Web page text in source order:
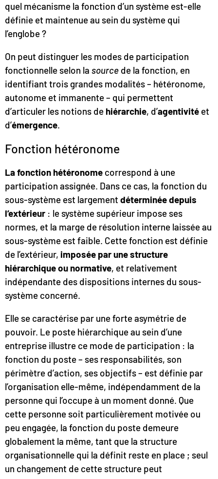
quel mécanisme la fonction d’un système est-elle
définie et maintenue au sein du système qui
l’englobe ?
On peut distinguer les modes de participation
fonctionnelle selon la source de la fonction, en
identifiant trois grandes modalités – hétéronome,
autonome et immanente – qui permettent
d’articuler les notions de hiérarchie, d’agentivité et
d’émergence.
Fonction hétéronome
La fonction hétéronome correspond à une
participation assignée. Dans ce cas, la fonction du
sous-système est largement déterminée depuis
l’extérieur : le système supérieur impose ses
normes, et la marge de résolution interne laissée au
sous-système est faible. Cette fonction est définie
de l’extérieur, imposée par une structure
hiérarchique ou normative, et relativement
indépendante des dispositions internes du sous-
système concerné.
Elle se caractérise par une forte asymétrie de
pouvoir. Le poste hiérarchique au sein d’une
entreprise illustre ce mode de participation : la
fonction du poste – ses responsabilités, son
périmètre d’action, ses objectifs – est définie par
l’organisation elle-même, indépendamment de la
personne qui l’occupe à un moment donné. Que
cette personne soit particulièrement motivée ou
peu engagée, la fonction du poste demeure
globalement la même, tant que la structure
organisationnelle qui la définit reste en place ; seul
un changement de cette structure peut